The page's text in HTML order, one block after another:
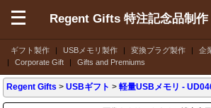
ギフト製作 | USBメモリ製作 | 変換プラグ製作 | 企
|
Corporate Gift | Gifts and Premiums
Regent Gifts 特注記念品制作
Regent Gifts >USBギフト >軽量USBメモリ -